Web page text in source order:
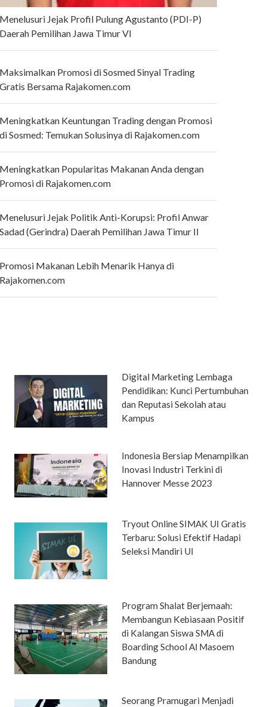
Jejak Profil Pulung Agustanto (PDI-P)
Pemilihan Jawa Timur VI
Promosi di Sosmed Sinyal Trading
Bersama Rajakomen.com
Keuntungan Trading dengan Promosi
Sosmed: Temukan Solusinya di Rajakomen.com
Popularitas Makanan Anda dengan
di Rajakomen.com
Jejak Politik Anti-Korupsi: Profil Anwar
(Gerindra) Daerah Pemilihan Jawa Timur II
Makanan Lebih Menarik Hanya di
Digital Marketing Lembaga
Pendidikan: Kunci Pertumbuhan
dan Reputasi Sekolah atau
Kampus
Indonesia Bersiap Menampilkan
Inovasi Industri Terkini di
Hannover Messe 2023
Tryout Online SIMAK UI Gratis
Terbaru: Solusi Efektif Hadapi
Seleksi Mandiri UI
Program Shalat Berjemaah:
Membangun Kebiasaan Positif
di Kalangan Siswa SMA di
Boarding School Al Masoem
Bandung
Seorang Pramugari Menjadi